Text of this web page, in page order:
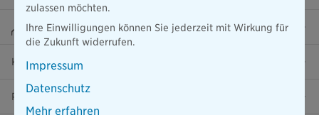
Beraterportal
Karriere
Presse
zulassen möchten.
Ihre Einwilligungen können Sie jederzeit mit Wirkung für
die Zukunft widerrufen.
Impressum
Datenschutz
Mehr erfahren